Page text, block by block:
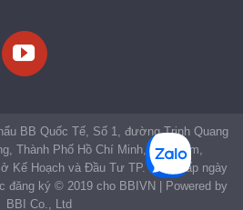
BB Quốc Tế, Số 1, đường Trịnh Quang
Thành Phố Hồ Chí Minh, Việt Nam,
Kế Hoạch và Đầu Tư TP. HCM cấp ngày
đăng ký © 2019 cho BBIVN | Powered by
BBI Co., Ltd